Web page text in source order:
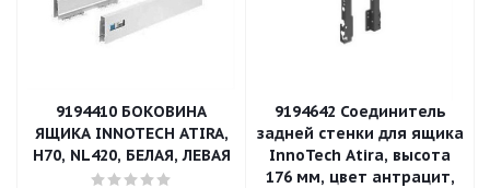
9194410 БОКОВИНА
ЯЩИКА INNOTECH ATIRA,
H70, NL420, БЕЛАЯ, ЛЕВАЯ
9194642 Соединитель
задней стенки для ящика
InnoTech Atira, высота
176 мм, цвет антрацит,